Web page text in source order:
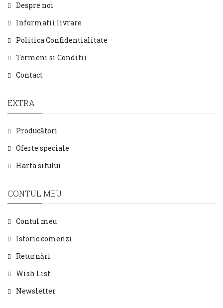
Despre noi
Informatii livrare
Politica Confidentialitate
Termeni si Conditii
Contact
EXTRA
Producători
Oferte speciale
Harta sitului
CONTUL MEU
Contul meu
Istoric comenzi
Returnări
Wish List
Newsletter